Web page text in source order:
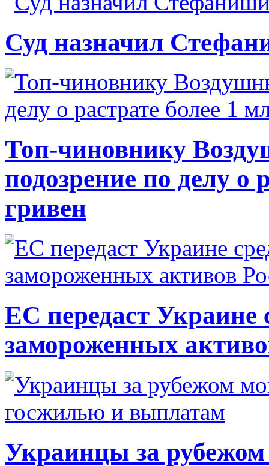
Суд назначил
Топ-чиновнику
подозрение по делу о
гривен
ЕС передаст Украине
замороженных
Украинцы за рубежом